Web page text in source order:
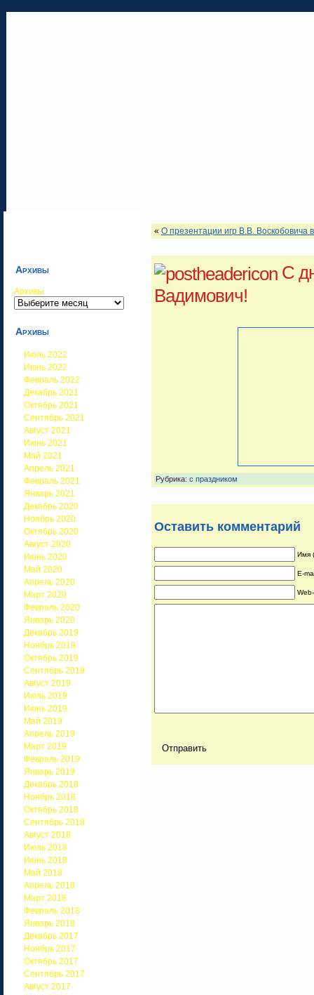
Архивы
Архивы
Архивы
Июль 2022
Июнь 2022
Февраль 2022
Декабрь 2021
Октябрь 2021
Сентябрь 2021
Август 2021
Июнь 2021
Май 2021
Апрель 2021
Февраль 2021
Январь 2021
Декабрь 2020
Ноябрь 2020
Октябрь 2020
Август 2020
Июнь 2020
Май 2020
Апрель 2020
Март 2020
Февраль 2020
Январь 2020
Декабрь 2019
Ноябрь 2019
Октябрь 2019
Сентябрь 2019
Август 2019
Июль 2019
Июнь 2019
Май 2019
Апрель 2019
Март 2019
Февраль 2019
Январь 2019
Декабрь 2018
Ноябрь 2018
Октябрь 2018
Сентябрь 2018
Август 2018
Июль 2018
Июнь 2018
Май 2018
Апрель 2018
Март 2018
Февраль 2018
Январь 2018
Декабрь 2017
Ноябрь 2017
Октябрь 2017
Сентябрь 2017
Август 2017
« О презентации игр В.В. Воскобовича
С
Вадимович!
Рубрика: с праздником
Оставить комментарий
Имя
E-